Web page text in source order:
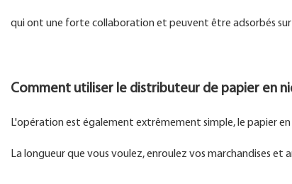
qui ont une forte collaboration et peuvent être adsorbés sur
Comment utiliser le distributeur de papier en
L'opération est également extrêmement simple, le papier
La longueur que vous voulez, enroulez vos marchandises